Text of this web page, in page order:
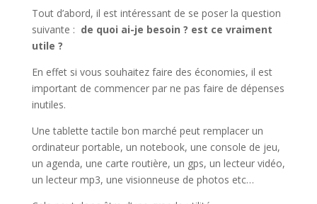
Tout d’abord, il est intéressant de se poser la question
suivante : de quoi ai-je besoin ? est ce vraiment
utile ?
En effet si vous souhaitez faire des économies, il est
important de commencer par ne pas faire de dépenses
inutiles.
Une tablette tactile bon marché peut remplacer un
ordinateur portable, un notebook, une console de jeu,
un agenda, une carte routière, un gps, un lecteur vidéo,
un lecteur mp3, une visionneuse de photos etc…